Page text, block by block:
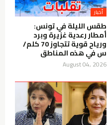
أخبار
طقس الليلة في تونس:
أمطار رعدية غزيرة وبرد
ورياح قوية تتجاوز 70 كلم/
س في هذه المناطق
August 04, 2026